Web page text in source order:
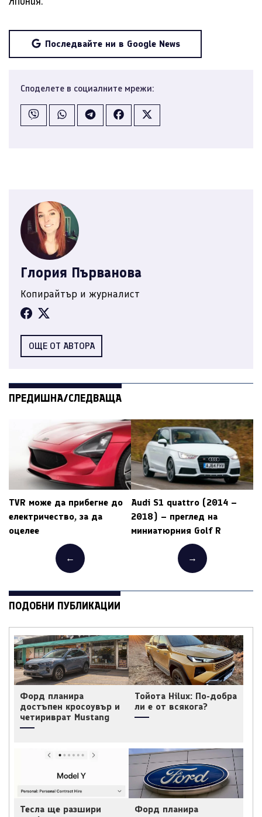
Последвайте ни в Google News
Споделете в социалните мрежи:
Глория Първанова
Копирайтър и журналист
ОЩЕ ОТ АВТОРА
ПРЕДИШНА/СЛЕДВАЩА
TVR може да прибегне до
електричество, за да
оцелее
←
Audi S1 quattro (2014 –
2018) – преглед на
миниатюрния Golf R
→
ПОДОБНИ ПУБЛИКАЦИИ
Форд планира
достъпен кросоувър и
четириврат Mustang
Тойота Hilux: По-добра
ли е от всякога?
Тесла ще разшири
Форд планира